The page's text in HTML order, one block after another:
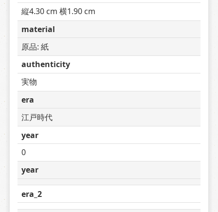
縦4.30 cm 横1.90 cm
material
原品: 紙
authenticity
実物
era
江戸時代
year
0
year
era_2